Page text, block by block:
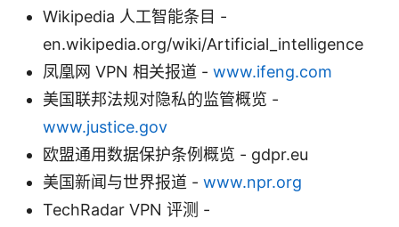
Wikipedia 人工智能条目 -
en.wikipedia.org/wiki/Artificial_intelligence
凤凰网 VPN 相关报道 - www.ifeng.com
美国联邦法规对隐私的监管概览 -
www.justice.gov
欧盟通用数据保护条例概览 - gdpr.eu
美国新闻与世界报道 - www.npr.org
TechRadar VPN 评测 -